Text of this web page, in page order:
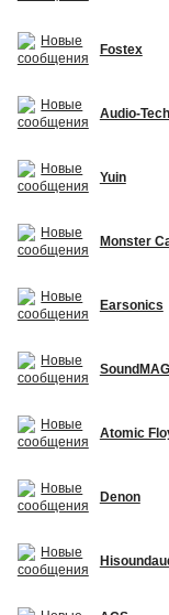
Fostex
Audio-
Yuin
Monster
Earsonics
Atomic
Denon